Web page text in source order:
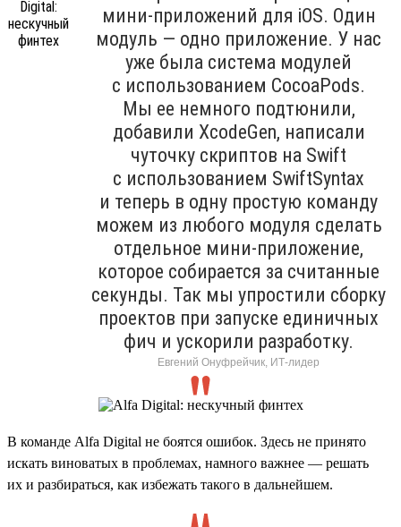
мини-приложений для iOS. Один
модуль — одно приложение. У нас
уже была система модулей
с использованием CocoaPods.
Мы ее немного подтюнили,
добавили XcodeGen, написали
чуточку скриптов на Swift
с использованием SwiftSyntax
и теперь в одну простую команду
можем из любого модуля сделать
отдельное мини-приложение,
которое собирается за считанные
секунды. Так мы упростили сборку
проектов при запуске единичных
фич и ускорили разработку.
Евгений Онуфрейчик, ИТ-лидер
В команде Alfa Digital не боятся ошибок. Здесь не принято
искать виноватых в проблемах, намного важнее — решать
их и разбираться, как избежать такого в дальнейшем.